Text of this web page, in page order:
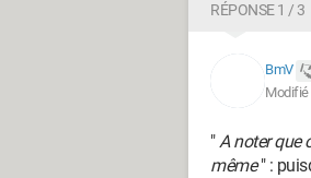
RÉPONSE 1 / 3
BmV
Modifié
"A noter que
même" :